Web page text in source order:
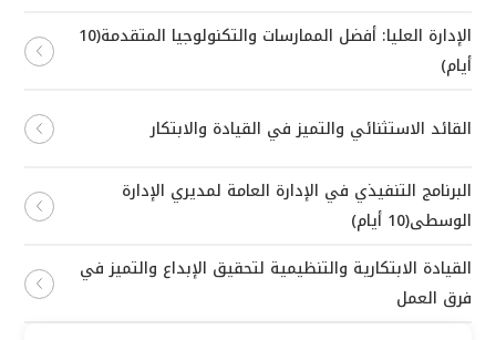
الإدارة العليا: أفضل الممارسات والتكنولوجيا المتقدمة(10
أيام)
القائد الاستثنائي والتميز في القيادة والابتكار
البرنامج التنفيذي في الإدارة العامة لمديري الإدارة
الوسطى(10 أيام)
القيادة الابتكارية والتنظيمية لتحقيق الإبداع والتميز في
فرق العمل